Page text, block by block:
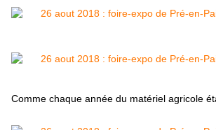
Comme chaque année du matériel agricole